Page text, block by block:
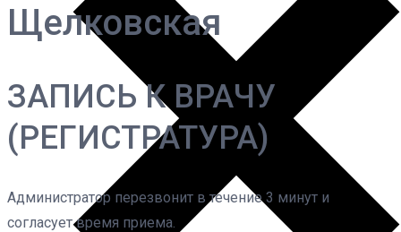
Щелковская
ЗАПИСЬ К ВРАЧУ
(РЕГИСТРАТУРА)
Администратор перезвонит в течение 3 минут и
согласует время приема.